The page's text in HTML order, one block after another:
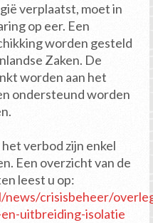
verplaatst, moet in
op eer. Een
worden gesteld
Zaken. De
worden aan het
ondersteund worden
verbod zijn enkel
Een overzicht van de
leest u op:
crisisbeheer/
uitbreiding-isolatie